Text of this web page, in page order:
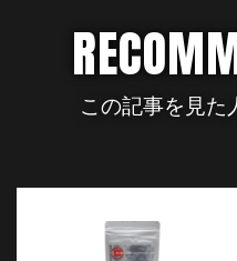
この記事を見た